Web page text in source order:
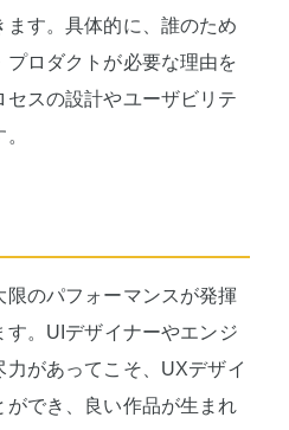
す。具体的に、誰のため
ロダクトが必要な理由を
スの設計やユーザビリテ
のパフォーマンスが発揮
す。UIデザイナーやエンジ
があってこそ、UXデザイ
でき、良い作品が生まれ